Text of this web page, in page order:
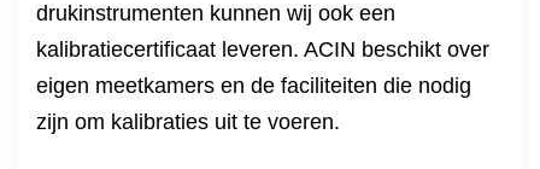
drukinstrumenten kunnen wij ook een
kalibratiecertificaat leveren. ACIN beschikt over
eigen meetkamers en de faciliteiten die nodig
zijn om kalibraties uit te voeren.